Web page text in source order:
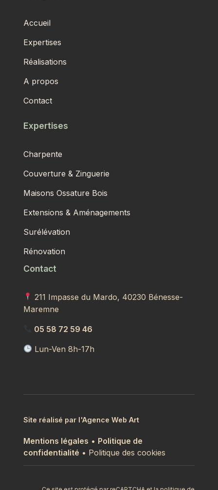
Accueil
Expertises
Réalisations
A propos
Contact
Expertises
Charpente
Couverture & Zinguerie
Maisons Ossature Bois
Extensions & Aménagements
Surélévation
Rénovation
Contact
211 Impasse du Mardo, 40230 Bénesse-
Maremne
05 58 72 59 46
Lun-Ven 8h-17h
Site réalisé par l'Agence Web Art
Mentions légales • Politique de
confidentialité • Politique des cookies